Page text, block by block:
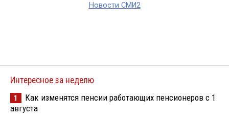
Новости СМИ2
Интересное за неделю
1
Как изменятся пенсии работающих пенсионеров с 1
августа